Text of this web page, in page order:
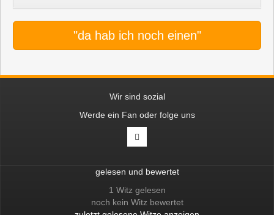
"da hab ich noch einen"
Wir sind sozial
Werde ein Fan oder folge uns
gelesen und bewertet
1 Witz gelesen
noch kein Witz bewertet